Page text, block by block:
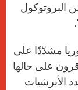
البروتوكول
مشدّدًا على
على حالها
الأبرشيات